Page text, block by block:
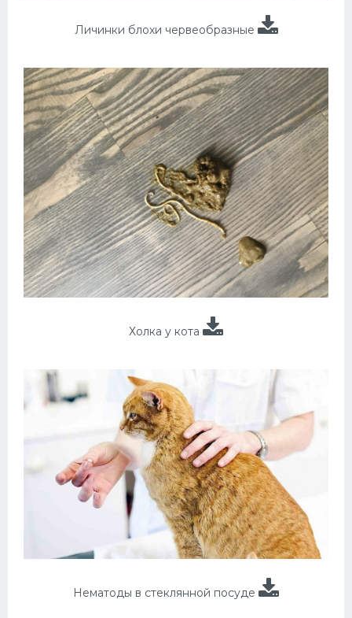
Личинки блохи червеобразные
Холка у кота
Нематоды в стеклянной посуде